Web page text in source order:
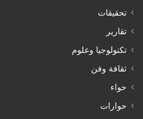
تحقيقات
تقارير
تكنولوجيا وعلوم
ثقافة وفن
حواء
حوارات